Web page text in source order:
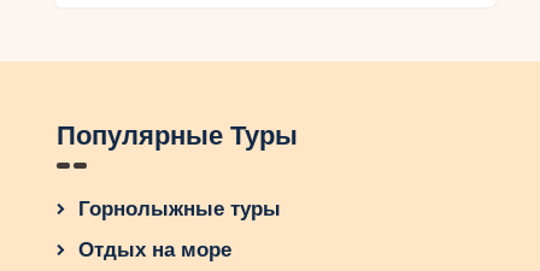
Популярные Туры
Горнолыжные туры
Отдых на море